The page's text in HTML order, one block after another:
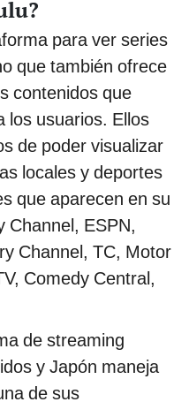
para ver series
que también ofrece
contenidos que
los usuarios. Ellos
de poder visualizar
locales y deportes
que aparecen en su
Channel, ESPN,
Channel, TC, Motor
Comedy Central,
de streaming
y Japón maneja
de sus